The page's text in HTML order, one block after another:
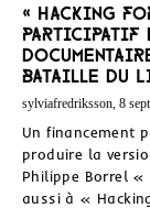
« Hacking
participatif
bataille du
sylviafredriksson, 8
Un financement
produire la
Philippe Borrel
aussi à «